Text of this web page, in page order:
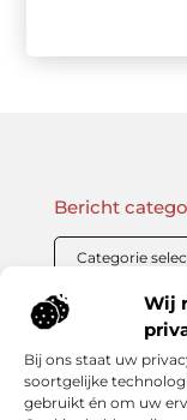
Wij
Bij ons staat uw
soortgelijke
gebruikt én om uw
Onze
Bericht